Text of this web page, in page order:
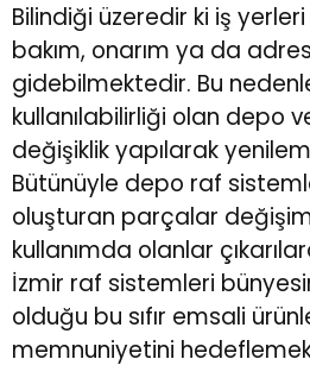
Bilindiği üzeredir ki iş
bakım, onarım ya da
gidebilmektedir. Bu
kullanılabilirliği olan depo
değişiklik yapılarak
Bütünüyle depo raf
oluşturan parçalar
kullanımda olanlar
İzmir raf sistemleri
olduğu bu sıfır emsali
memnuniyetini